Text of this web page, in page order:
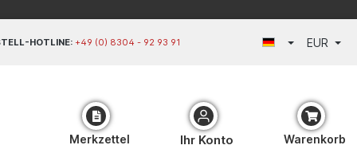
HOTLINE: +49 (0) 8304 - 92 93 91 EUR
Merkzettel Ihr Konto Warenkorb